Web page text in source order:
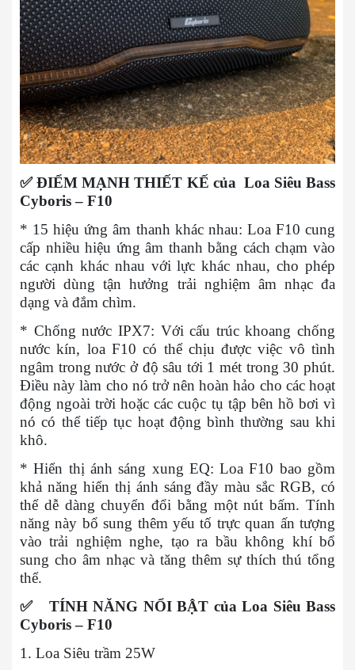
✅ĐIỂM MẠNH THIẾT KẾ của Loa Siêu Bass
Cyboris – F10
* 15 hiệu ứng âm thanh khác nhau: Loa F10 cung
cấp nhiều hiệu ứng âm thanh bằng cách chạm vào
các cạnh khác nhau với lực khác nhau, cho phép
người dùng tận hưởng trải nghiệm âm nhạc đa
dạng và đắm chìm.
* Chống nước IPX7: Với cấu trúc khoang chống
nước kín, loa F10 có thể chịu được việc vô tình
ngâm trong nước ở độ sâu tới 1 mét trong 30 phút.
Điều này làm cho nó trở nên hoàn hảo cho các hoạt
động ngoài trời hoặc các cuộc tụ tập bên hồ bơi vì
nó có thể tiếp tục hoạt động bình thường sau khi
khô.
* Hiển thị ánh sáng xung EQ: Loa F10 bao gồm
khả năng hiển thị ánh sáng đầy màu sắc RGB, có
thể dễ dàng chuyển đổi bằng một nút bấm. Tính
năng này bổ sung thêm yếu tố trực quan ấn tượng
vào trải nghiệm nghe, tạo ra bầu không khí bổ
sung cho âm nhạc và tăng thêm sự thích thú tổng
thể.
✅ TÍNH NĂNG NỔI BẬT của Loa Siêu Bass
Cyboris – F10
1. Loa Siêu trầm 25W